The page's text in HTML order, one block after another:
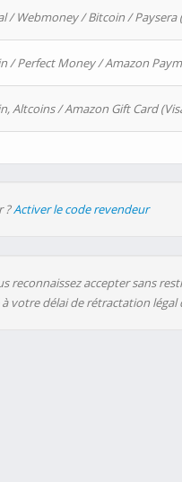
/ Webmoney / Bitcoin / Paysera
/ Perfect Money / Amazon
Altcoins / Amazon Gift Card
?Activer le code revendeur
reconnaissez accepter sans
votre délai de rétractation